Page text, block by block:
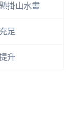
掛山水畫
充足
升